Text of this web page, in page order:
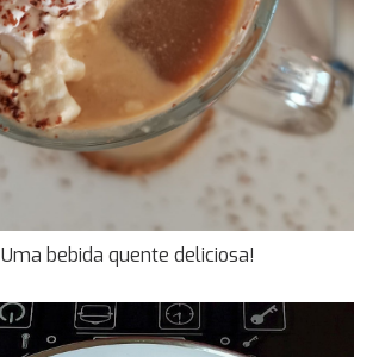
Uma bebida quente deliciosa!